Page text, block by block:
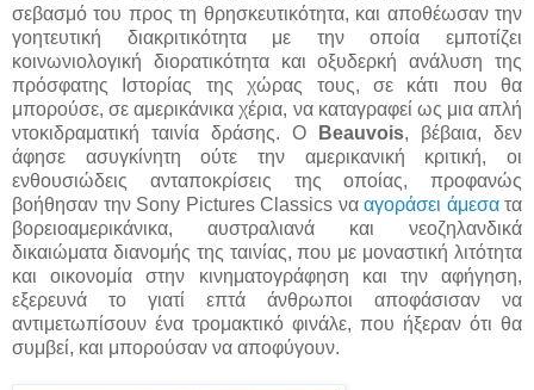
σεβασμό του προς τη θρησκευτικότητα, και αποθέωσαν την
γοητευτική διακριτικότητα με την οποία εμποτίζει
κοινωνιολογική διορατικότητα και οξυδερκή ανάλυση της
πρόσφατης Ιστορίας της χώρας τους, σε κάτι που θα
μπορούσε, σε αμερικάνικα χέρια, να καταγραφεί ως μια απλή
ντοκιδραματική ταινία δράσης. Ο
Beauvois, βέβαια, δεν
άφησε ασυγκίνητη ούτε την αμερικανική κριτική, οι
ενθουσιώδεις ανταποκρίσεις της οποίας, προφανώς
βοήθησαν την Sony Pictures Classics να αγοράσει άμεσατα
βορειοαμερικάνικα, αυστραλιανά και νεοζηλανδικά
δικαιώματα διανομής της ταινίας, που με μοναστική λιτότητα
και οικονομία στην κινηματογράφηση και την αφήγηση,
εξερευνά το γιατί επτά άνθρωποι αποφάσισαν να
αντιμετωπίσουν ένα τρομακτικό φινάλε, που ήξεραν ότι θα
συμβεί, και μπορούσαν να αποφύγουν.